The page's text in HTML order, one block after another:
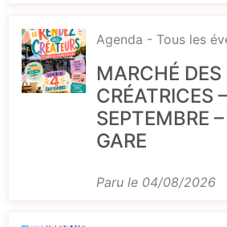
Agenda - Tous les
MARCHÉ
CRÉATRICES
SEPTEMBRE
GARE
Paru le 04/08/2026